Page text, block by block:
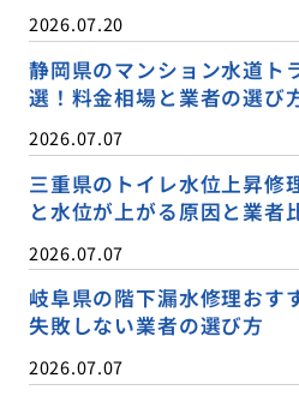
2026.07.20
静岡県のマンション水道ト
選！料金相場と業者の選び
2026.07.07
三重県のトイレ水位上昇修
と水位が上がる原因と業者
2026.07.07
岐阜県の階下漏水修理おす
失敗しない業者の選び方
2026.07.07